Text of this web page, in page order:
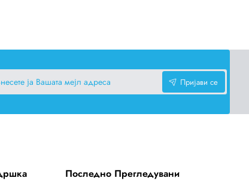
Пријави се
Последно Прегледувани